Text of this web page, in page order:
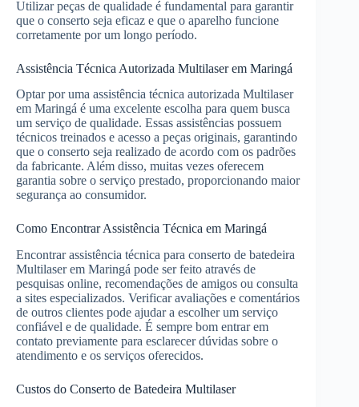
Utilizar peças de qualidade é fundamental para garantir
que o conserto seja eficaz e que o aparelho funcione
corretamente por um longo período.
Assistência Técnica Autorizada Multilaser em Maringá
Optar por uma assistência técnica autorizada Multilaser
em Maringá é uma excelente escolha para quem busca
um serviço de qualidade. Essas assistências possuem
técnicos treinados e acesso a peças originais, garantindo
que o conserto seja realizado de acordo com os padrões
da fabricante. Além disso, muitas vezes oferecem
garantia sobre o serviço prestado, proporcionando maior
segurança ao consumidor.
Como Encontrar Assistência Técnica em Maringá
Encontrar assistência técnica para conserto de batedeira
Multilaser em Maringá pode ser feito através de
pesquisas online, recomendações de amigos ou consulta
a sites especializados. Verificar avaliações e comentários
de outros clientes pode ajudar a escolher um serviço
confiável e de qualidade. É sempre bom entrar em
contato previamente para esclarecer dúvidas sobre o
atendimento e os serviços oferecidos.
Custos do Conserto de Batedeira Multilaser